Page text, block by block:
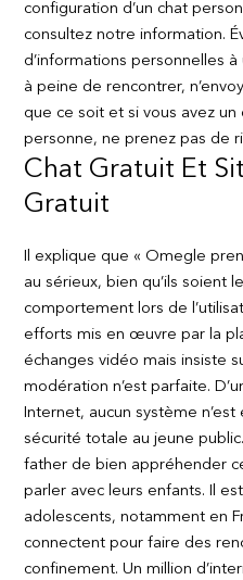
configuration d’un chat
consultez notre information.
d’informations personnelles
à peine de rencontrer,
que ce soit et si vous avez un
personne, ne prenez pas de
Chat Gratuit Et
Gratuit
Il explique que « Omegle
au sérieux, bien qu’ils soient
comportement lors de
efforts mis en œuvre par la
échanges vidéo mais insiste
modération n’est parfaite.
Internet, aucun système
sécurité totale au jeune
father de bien appréhender
parler avec leurs enfants. Il
adolescents, notamment en
connectent pour faire des
confinement. Un million